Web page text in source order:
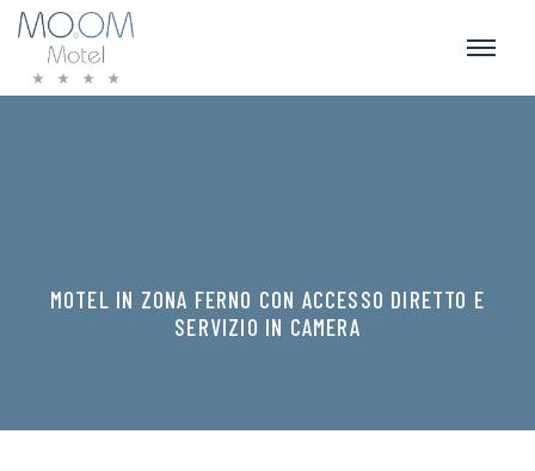
MOTEL IN ZONA FERNO CON ACCESSO DIRETTO E
SERVIZIO IN CAMERA